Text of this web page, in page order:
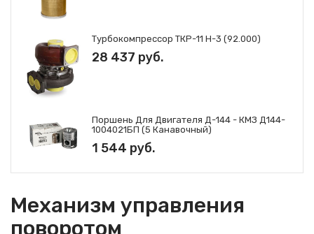
Турбокомпрессор ТКР-11 Н-3 (92.000)
28 437 руб.
Поршень Для Двигателя Д-144 - КМЗ Д144-
1004021БП (5 Канавочный)
1 544 руб.
Механизм управления
поворотом